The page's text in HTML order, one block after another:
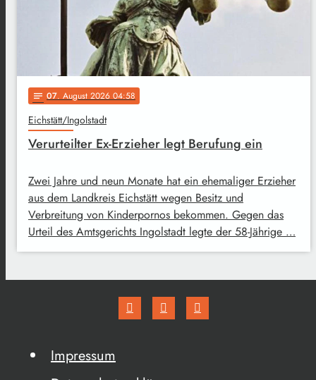
notes 07. August 2026 04:58
Eichstätt/Ingolstadt
Verurteilter Ex-Erzieher legt Berufung ein
Zwei Jahre und neun Monate hat ein ehemaliger Erzieher
aus dem Landkreis Eichstätt wegen Besitz und
Verbreitung von Kinderpornos bekommen. Gegen das
Urteil des Amtsgerichts Ingolstadt legte der 58-Jährige …
Impressum